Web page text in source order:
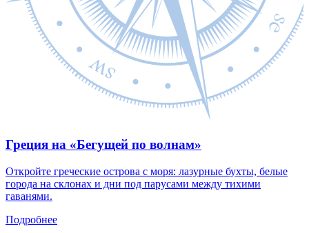
Греция на «Бегущей по волнам»
Откройте греческие острова с моря: лазурные бухты, белые
города на склонах и дни под парусами между тихими
гаванями.
Подробнее